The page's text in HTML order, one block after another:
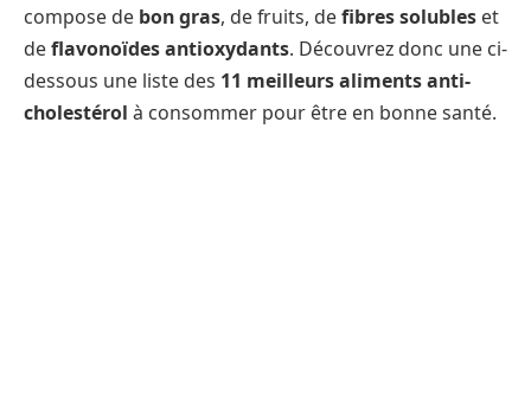
compose de bon gras, de fruits, defibres solubles et
deflavonoïdes antioxydants. Découvrez donc une ci-
dessous une liste des 11 meilleurs aliments anti-
cholestérol à consommer pour être en bonne santé.